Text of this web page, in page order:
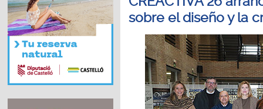
sobre el diseño y la